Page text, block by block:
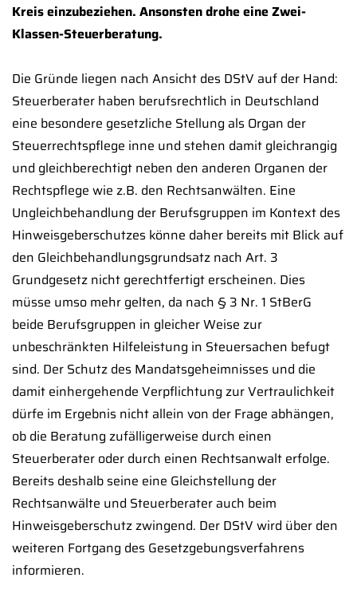
Kreis einzubeziehen. Ansonsten drohe eine Zwei-
Klassen-Steuerberatung.
Die Gründe liegen nach Ansicht des DStV auf der Hand:
Steuerberater haben berufsrechtlich in Deutschland
eine besondere gesetzliche Stellung als Organ der
Steuerrechtspflege inne und stehen damit gleichrangig
und gleichberechtigt neben den anderen Organen der
Rechtspflege wie z.B. den Rechtsanwälten. Eine
Ungleichbehandlung der Berufsgruppen im Kontext des
Hinweisgeberschutzes könne daher bereits mit Blick auf
den Gleichbehandlungsgrundsatz nach Art. 3
Grundgesetz nicht gerechtfertigt erscheinen. Dies
müsse umso mehr gelten, da nach § 3 Nr. 1 StBerG
beide Berufsgruppen in gleicher Weise zur
unbeschränkten Hilfeleistung in Steuersachen befugt
sind. Der Schutz des Mandatsgeheimnisses und die
damit einhergehende Verpflichtung zur Vertraulichkeit
dürfe im Ergebnis nicht allein von der Frage abhängen,
ob die Beratung zufälligerweise durch einen
Steuerberater oder durch einen Rechtsanwalt erfolge.
Bereits deshalb seine eine Gleichstellung der
Rechtsanwälte und Steuerberater auch beim
Hinweisgeberschutz zwingend. Der DStV wird über den
weiteren Fortgang des Gesetzgebungsverfahrens
informieren.